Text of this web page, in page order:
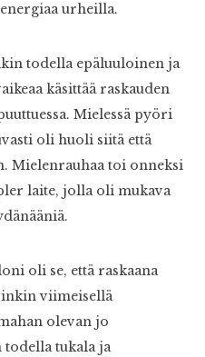
urheilla.
todella epäluuloinen ja
käsittää raskauden
Mielessä pyöri
oli huoli siitä että
Mielenrauhaa toi onneksi
laite, jolla oli mukava
oli se, että raskaana
viimeisellä
olevan jo
tukala ja